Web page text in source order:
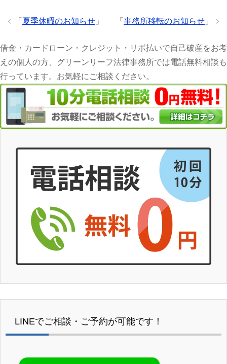
「 事務所移転のお知らせ 」
「 夏季休暇のお知らせ 」
借金・カードローン・クレジット・リボ払いで自己破産をお考
えの個人の方、グリーンリーフ法律事務所では電話無料相談も
行っています。お気軽にご相談ください。
LINEでご相談・ご予約が可能です！